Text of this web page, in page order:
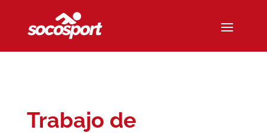
Trabajo de